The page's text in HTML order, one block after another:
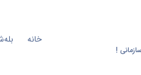
!
خانه